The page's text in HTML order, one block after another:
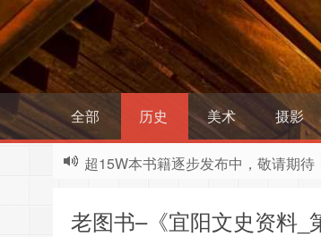
全部 历史 美术 摄影
超15W本书籍逐步发布中，敬请期待
老图书–《宜阳文史资料_